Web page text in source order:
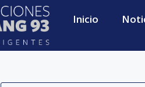
Inicio